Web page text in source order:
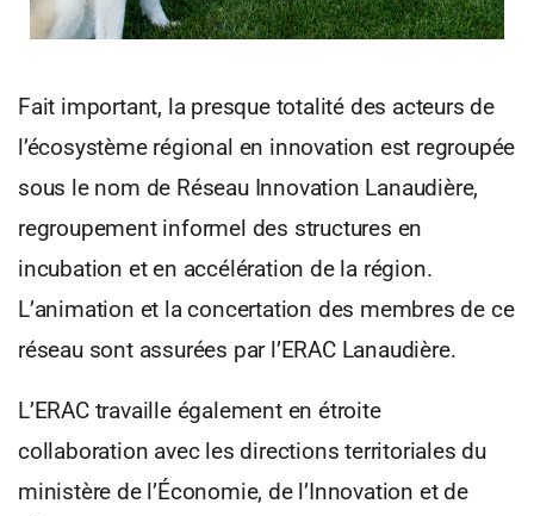
Fait important, la presque totalité des acteurs de
l’écosystème régional en innovation est regroupée
sous le nom de Réseau Innovation Lanaudière,
regroupement informel des structures en
incubation et en accélération de la région.
L’animation et la concertation des membres de ce
réseau sont assurées par l’ERAC Lanaudière.
L’ERAC travaille également en étroite
collaboration avec les directions territoriales du
ministère de l’Économie, de l’Innovation et de